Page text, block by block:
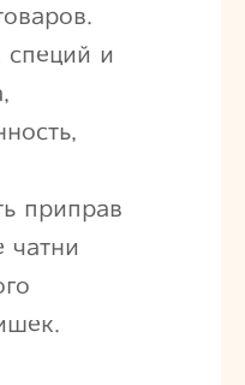
специй и
приправ
чатни